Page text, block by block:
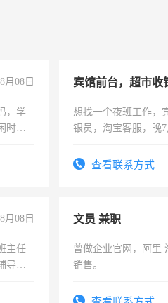
月08日
，学
时
！
想找一个夜班工作，
银员，淘宝客服，晚
号同微信查看联系方式
月08日
主任
导教
文员 兼职
曾做企业官网，阿里
销售。